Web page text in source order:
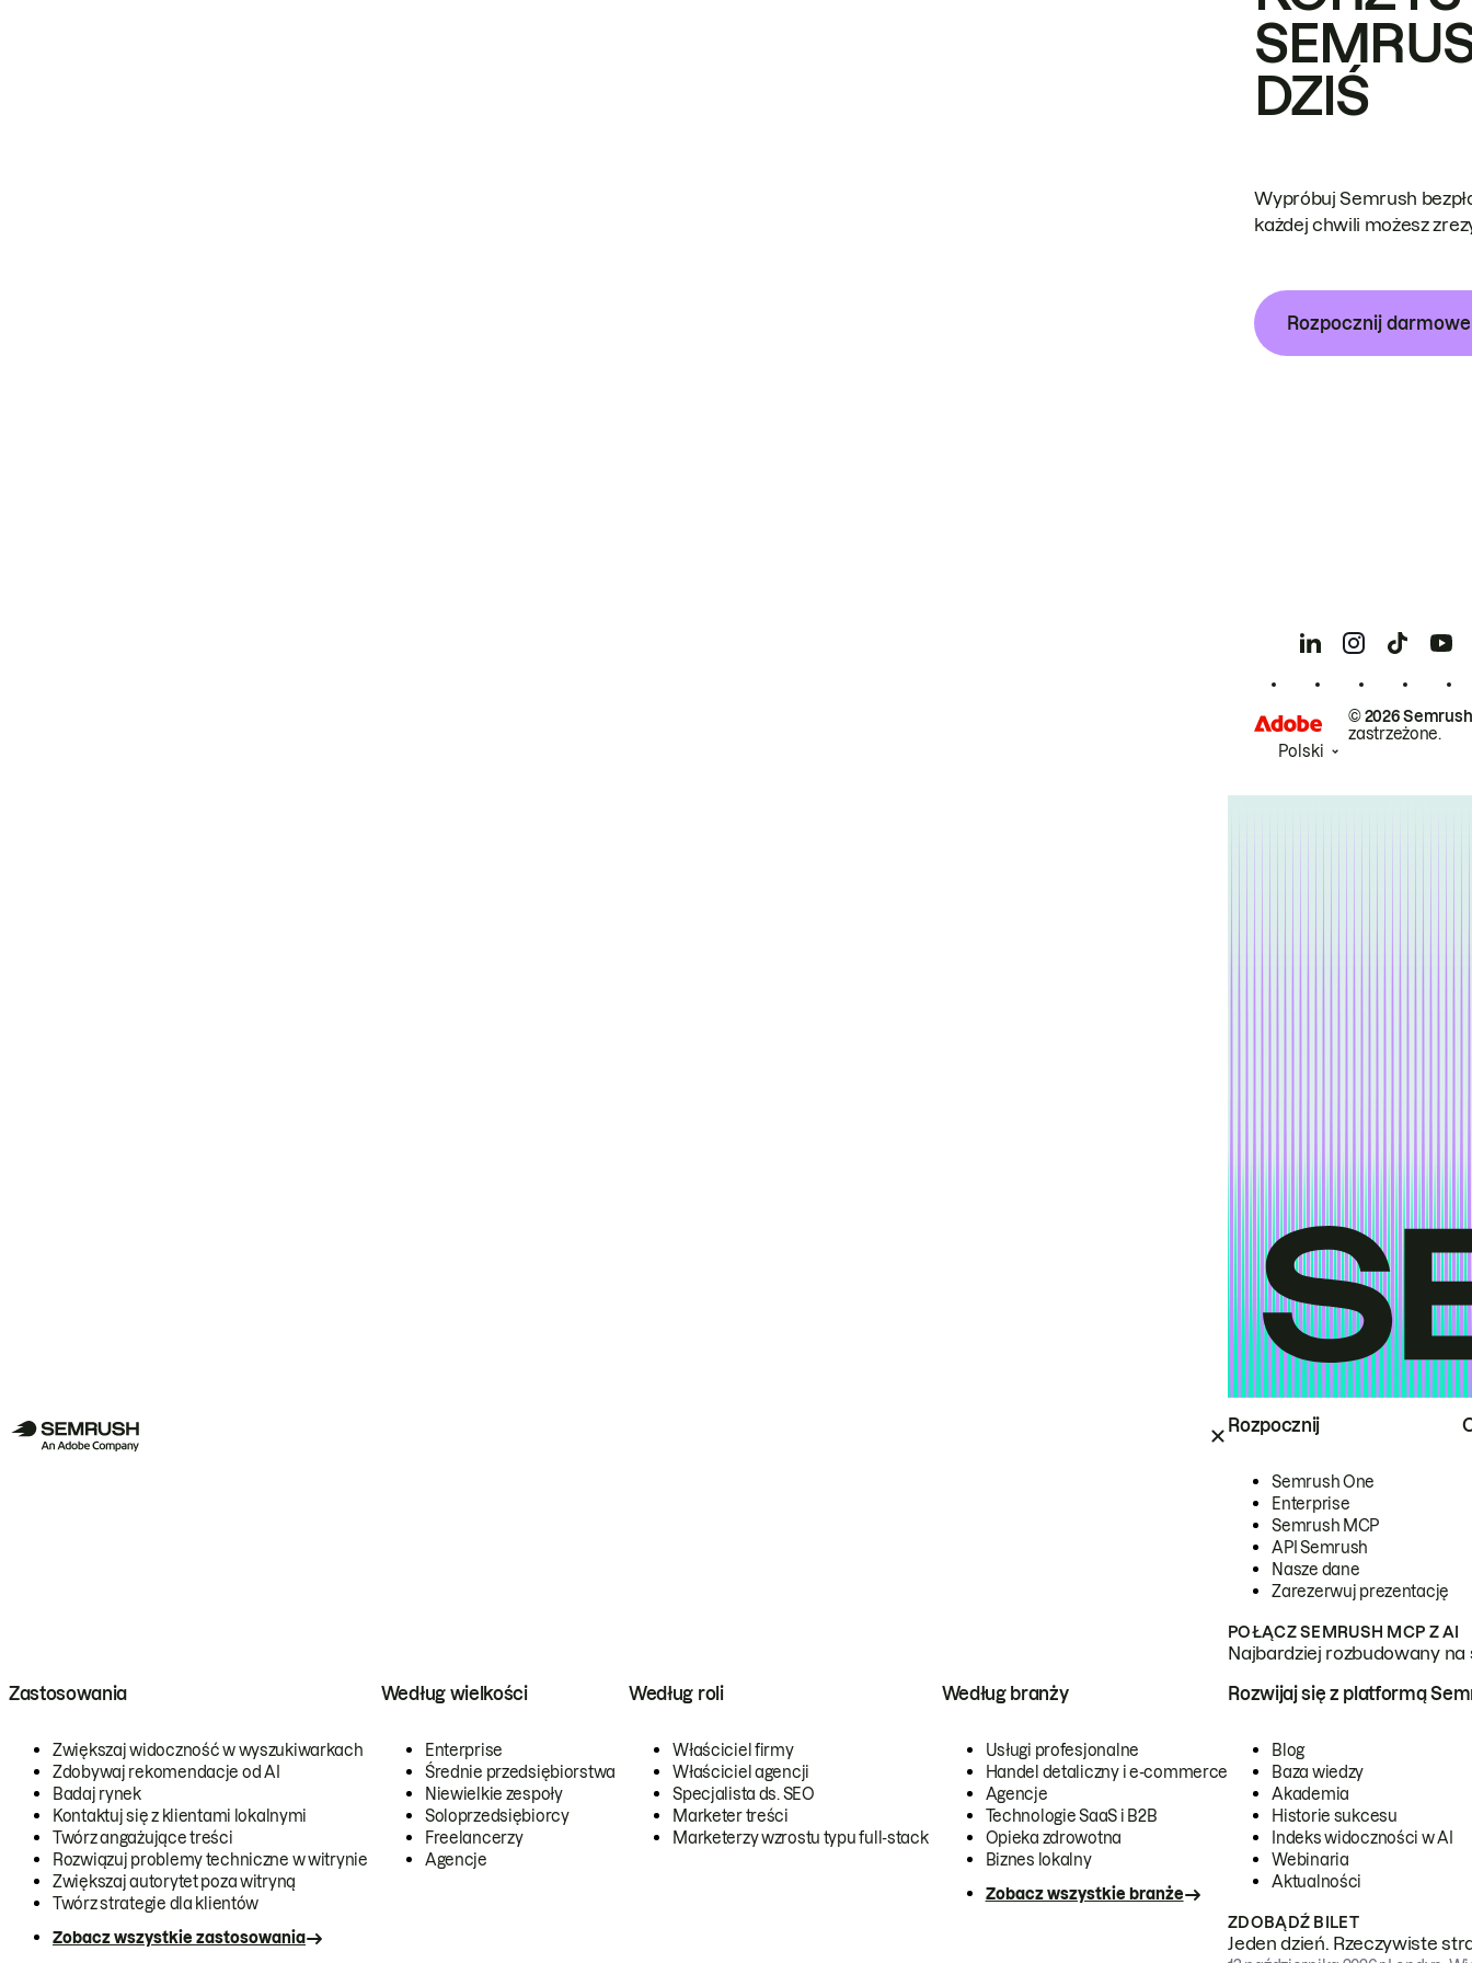
Rozpocznij
Semrush One
Enterprise
Semrush MCP
API Semrush
Nasze dane
Zarezerwuj prezentację
POŁĄCZ SEMRUSH MCP Z AI
Najbardziej rozbudowany
Zastosowania
Zwiększaj widoczność w wyszukiwarkach
Zdobywaj rekomendacje od AI
Badaj rynek
Kontaktuj się z klientami lokalnymi
Twórz angażujące treści
Rozwiązuj problemy techniczne w witrynie
Zwiększaj autorytet poza witryną
Twórz strategie dla klientów
Zobacz wszystkie zastosowania
Według wielkości
Enterprise
Średnie przedsiębiorstwa
Niewielkie zespoły
Soloprzedsiębiorcy
Freelancerzy
Agencje
Według roli
Właściciel firmy
Właściciel agencji
Specjalista ds. SEO
Marketer treści
Marketerzy wzrostu typu full-stack
Według branży
Usługi profesjonalne
Handel detaliczny i e-commerce
Agencje
Technologie SaaS i B2B
Opieka zdrowotna
Biznes lokalny
Zobacz wszystkie branże
Rozwijaj się z platformą
Blog
Baza wiedzy
Akademia
Historie sukcesu
Indeks widoczności w AI
Webinaria
Aktualności
ZDOBĄDŹ BILET
Jeden dzień. Rzeczywiste
DZIŚ
Wypróbuj Semrush
każdej chwili możesz
Rozpocznij
© 2026
zastrzeżone.
Polski